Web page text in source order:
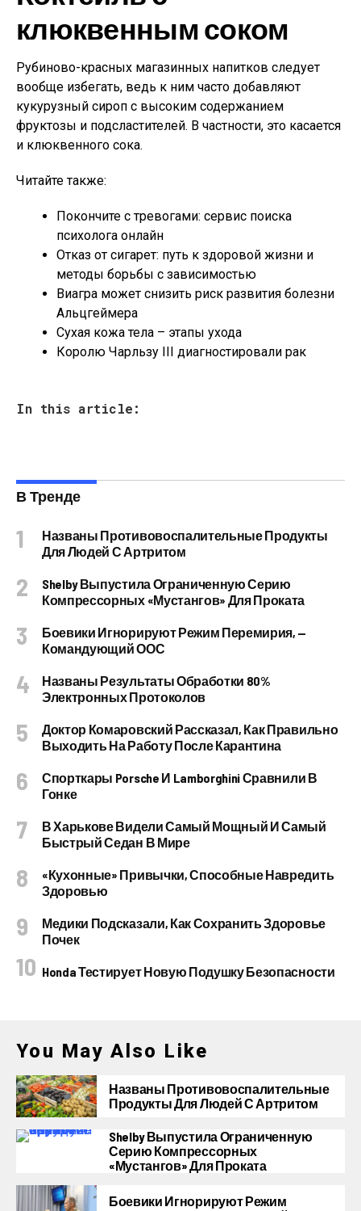
клюквенным соком
Рубиново-красных магазинных напитков следует
вообще избегать, ведь к ним часто добавляют
кукурузный сироп с высоким содержанием
фруктозы и подсластителей. В частности, это касается
и клюквенного сока.
Читайте также:
Покончите с тревогами: сервис поиска
психолога онлайн
Отказ от сигарет: путь к здоровой жизни и
методы борьбы с зависимостью
Виагра может снизить риск развития болезни
Альцгеймера
Сухая кожа тела – этапы ухода
Королю Чарльзу III диагностировали рак
In this article:
В Тренде
Названы Противовоспалительные Продукты
Для Людей С Артритом
Shelby Выпустила Ограниченную Серию
Компрессорных «Мустангов» Для Проката
Боевики Игнорируют Режим Перемирия, —
Командующий ООС
Названы Результаты Обработки 80%
Электронных Протоколов
Доктор Комаровский Рассказал, Как Правильно
Выходить На Работу После Карантина
Спорткары Porsche И Lamborghini Сравнили В
Гонке
В Харькове Видели Самый Мощный И Самый
Быстрый Седан В Мире
«Кухонные» Привычки, Способные Навредить
Здоровью
Медики Подсказали, Как Сохранить Здоровье
Почек
Honda Тестирует Новую Подушку Безопасности
You May Also Like
Названы Противовоспалительные
Продукты Для Людей С Артритом
Shelby Выпустила Ограниченную
Серию Компрессорных
«Мустангов» Для Проката
Боевики Игнорируют Режим